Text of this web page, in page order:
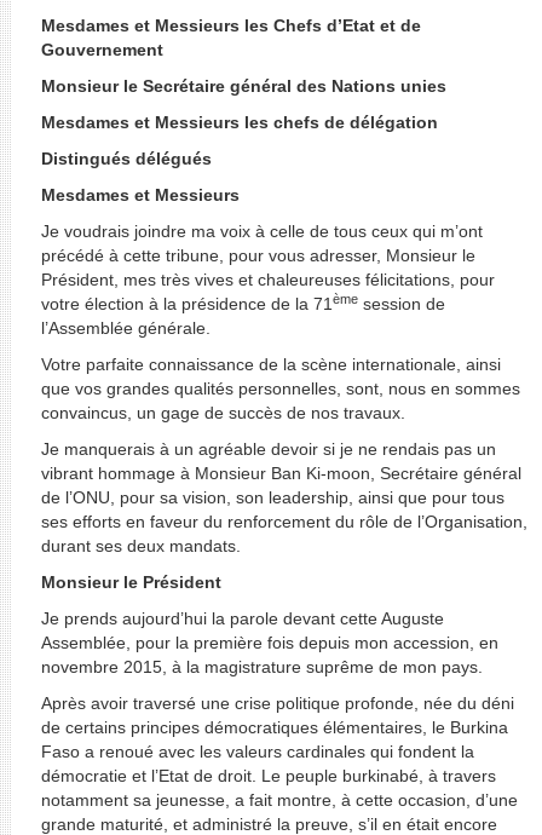
Mesdames et Messieurs les Chefs d’Etat et de
Gouvernement
Monsieur le Secrétaire général des Nations unies
Mesdames et Messieurs les chefs de délégation
Distingués délégués
Mesdames et Messieurs
Je voudrais joindre ma voix à celle de tous ceux qui m’ont
précédé à cette tribune, pour vous adresser, Monsieur le
Président, mes très vives et chaleureuses félicitations, pour
votre élection à la présidence de la 71 èmesession de
l’Assemblée générale.
Votre parfaite connaissance de la scène internationale, ainsi
que vos grandes qualités personnelles, sont, nous en sommes
convaincus, un gage de succès de nos travaux.
Je manquerais à un agréable devoir si je ne rendais pas un
vibrant hommage à Monsieur Ban Ki-moon, Secrétaire général
de l’ONU, pour sa vision, son leadership, ainsi que pour tous
ses efforts en faveur du renforcement du rôle de l’Organisation,
durant ses deux mandats.
Monsieur le Président
Je prends aujourd’hui la parole devant cetteAuguste
Assemblée, pour la première fois depuis mon accession, en
novembre 2015, à la magistrature suprême de mon pays.
Après avoir traversé une crise politique profonde, née du déni
de certains principes démocratiques élémentaires, le Burkina
Faso a renoué avec les valeurs cardinales qui fondent la
démocratie et l’Etat de droit. Le peuple burkinabé, à travers
notamment sa jeunesse, a fait montre, à cette occasion, d’une
grande maturité, et administré la preuve, s’il en était encore